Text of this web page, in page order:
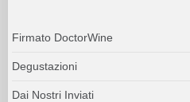
Firmato DoctorWine
Degustazioni
Dai Nostri Inviati